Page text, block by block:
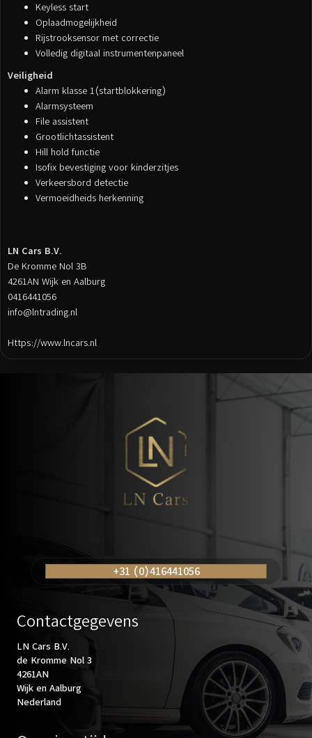
Keyless start
Oplaadmogelijkheid
Rijstrooksensor met correctie
Volledig digitaal instrumentenpaneel
Veiligheid
Alarm klasse 1(startblokkering)
Alarmsysteem
File assistent
Grootlichtassistent
Hill hold functie
Isofix bevestiging voor kinderzitjes
Verkeersbord detectie
Vermoeidheids herkenning
LN Cars B.V.
De Kromme Nol 3B
4261AN Wijk en Aalburg
0416441056
info@lntrading.nl
Https://www.lncars.nl
+31 (0)416441056
Contactgegevens
LN Cars B.V.
de Kromme Nol 3
4261AN
Wijk en Aalburg
Nederland